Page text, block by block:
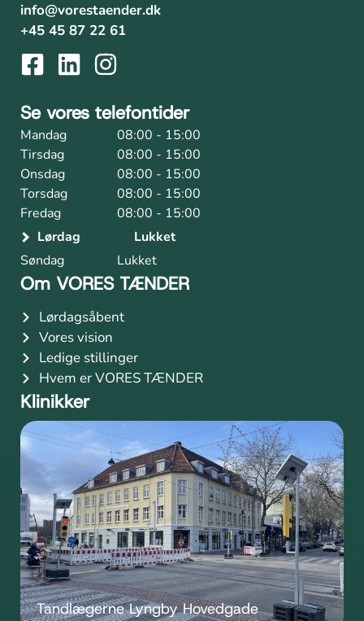
info@vorestaender.dk
+45 45 87 22 61
Se vores telefontider
Mandag
08:00 - 15:00
Tirsdag
08:00 - 15:00
Onsdag
08:00 - 15:00
Torsdag
08:00 - 15:00
Fredag
08:00 - 15:00
Lørdag
Lukket
Søndag
Lukket
Om VORES TÆNDER
Lørdagsåbent
Vores vision
Ledige stillinger
Hvem er VORES TÆNDER
Klinikker
Tandlægerne Lyngby Hovedgade